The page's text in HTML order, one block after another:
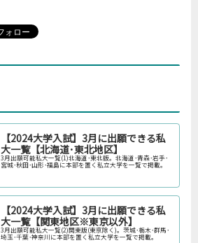
【2024大学入試】3月に出願できる私
大一覧【北海道･東北地区】
3月出願可能私大一覧(1)北海道･東北版。北海道･青森･岩手･
宮城･秋田･山形･福島に本部を置く私立大学を一覧で掲載。
【2024大学入試】3月に出願できる私
大一覧【関東地区※東京以外】
3月出願可能私大一覧(2)関東版(東京除く)。茨城･栃木･群馬･
埼玉･千葉･神奈川に本部を置く私立大学を一覧で掲載。